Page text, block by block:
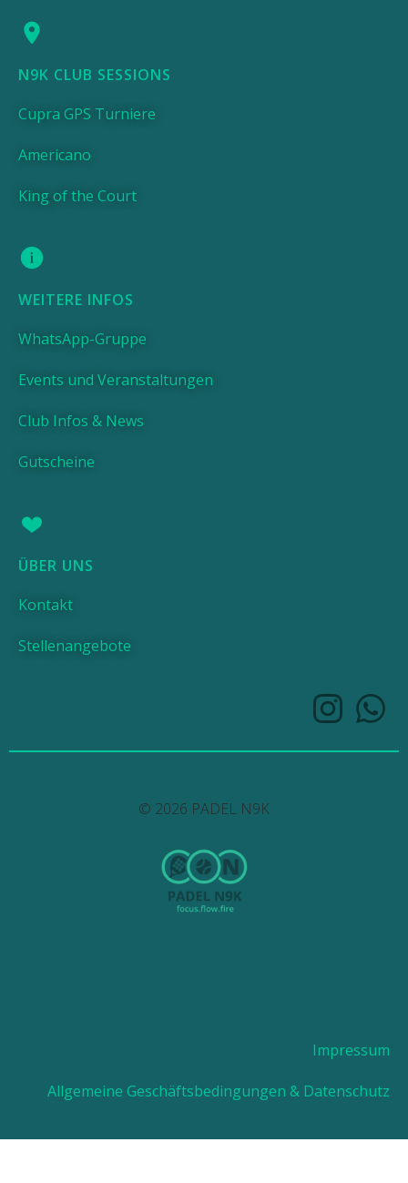
N9K CLUB SESSIONS
Cupra GPS Turniere
Americano
King of the Court
WEITERE INFOS
WhatsApp-Gruppe
Events und Veranstaltungen
Club Infos & News
Gutscheine
ÜBER UNS
Kontakt
Stellenangebote
© 2026 PADEL N9K
Impressum
Allgemeine Geschäftsbedingungen & Datenschutz